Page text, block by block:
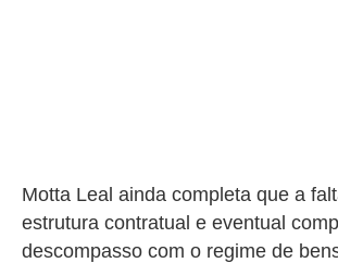
Motta Leal ainda completa que a
estrutura contratual e eventual
descompasso com o regime de